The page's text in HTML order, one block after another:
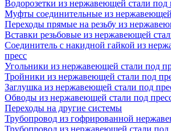
Водорозетки из нержавеющей стали под
Муфты соединительные из нержавеющей
Переходы прямые на резьбу из
Вставки резьбовые из нержавеющей
Соединитель с накидной гайкой из
пресс
Угольники из нержавеющей стали под
Тройники из нержавеющей стали под
Заглушка из нержавеющей стали под
Обводы из нержавеющей стали под
Переходы на другие системы
Трубопровод из гофрированной
Трубопровод из нержавеющей стали под